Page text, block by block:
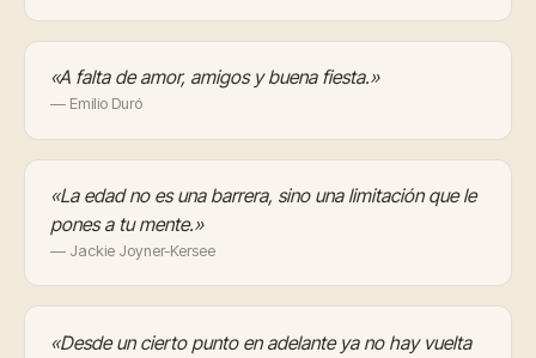
«A falta de amor, amigos y buena fiesta.»
— Emilio Duró
«La edad no es una barrera, sino una limitación que le
pones a tu mente.»
— Jackie Joyner-Kersee
«Desde un cierto punto en adelante ya no hay vuelta